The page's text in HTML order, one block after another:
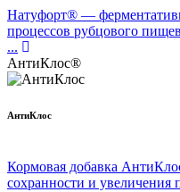
Натуфорт® —
процессов рубцового
...
АнтиКлос®
АнтиКлос
Кормовая добавка
сохранности и увеличения